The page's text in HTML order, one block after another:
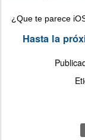
¿Que te parece
Hasta la